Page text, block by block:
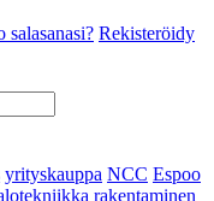
Rekisteröidy
yrityskauppa NCC Espoo
rakentaminen